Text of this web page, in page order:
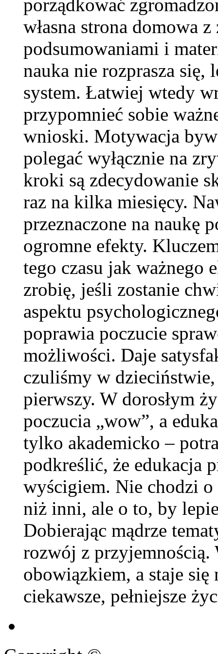
porządkować
własna strona domowa
podsumowaniami i
nauka nie rozprasza się,
system. Łatwiej wtedy
przypomnieć sobie
wnioski. Motywacja
polegać wyłącznie na
kroki są zdecydowanie
raz na kilka miesięcy.
przeznaczone na naukę
ogromne efekty.
tego czasu jak ważnego
zrobię, jeśli zostanie
aspektu
poprawia poczucie
możliwości. Daje
czuliśmy w
pierwszy. W dorosłym
poczucia „wow”, a
tylko akademicko –
podkreślić, że edukacja
wyścigiem. Nie chodzi
niż inni, ale o to, by
Dobierając mądrze
rozwój z przyjemnością.
obowiązkiem, a staje się
ciekawsze, pełniejsze